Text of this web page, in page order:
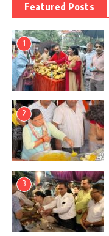
Featured Posts
1
2
3